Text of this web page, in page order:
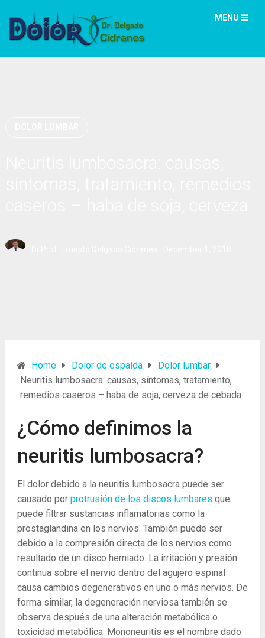
MENU
Home Dolor de espalda
Dolor lumbar
Neuritis lumbosacra: causas, síntomas, tratamiento,
remedios caseros – haba de soja, cerveza de cebada
¿Cómo definimos la
neuritis lumbosacra?
El dolor debido a la neuritis lumbosacra puede ser
causado por protrusión de los discos lumbares que
puede filtrar sustancias inflamatorias como la
prostaglandina en los nervios. También puede ser
debido a la compresión directa de los nervios como
resultado de un disco herniado. La irritación y presión
continua sobre el nervio dentro del agujero espinal
causa cambios degenerativos en uno o más nervios. De
forma similar, la degeneración nerviosa también se
observa después de una alteración metabólica o
toxicidad metabólica. Mononeuritis es el nombre dado